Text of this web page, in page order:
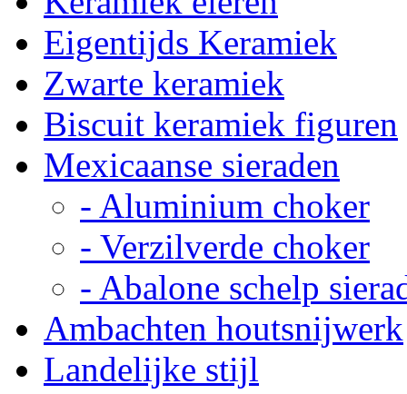
Eigentijds Keramiek
Zwarte keramiek
Biscuit keramiek figuren
Mexicaanse sieraden
- Aluminium choker
- Verzilverde choker
- Abalone schelp
Ambachten houtsnijwerk
Landelijke stijl